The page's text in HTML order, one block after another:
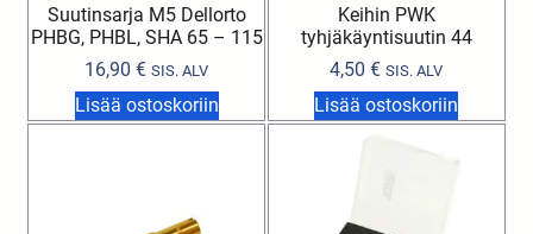
Suutinsarja M5 Dellorto
PHBG, PHBL, SHA 65 – 115
16,90€ SIS. ALV
Lisää ostoskoriin
Keihin PWK
tyhjäkäyntisuutin 44
4,50€ SIS. ALV
Lisää ostoskoriin